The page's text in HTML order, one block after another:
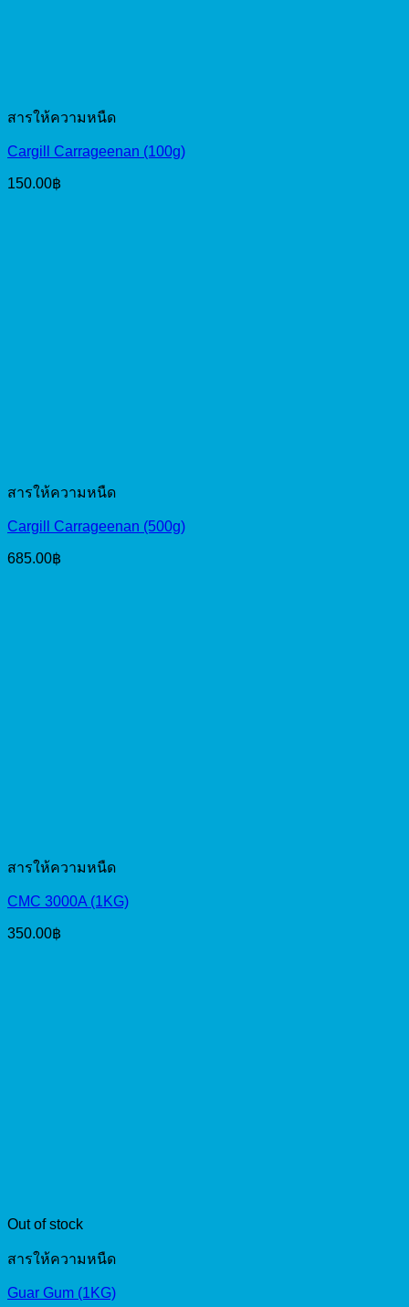
สารให้ความหนืด
Cargill Carrageenan (100g)
150.00฿
สารให้ความหนืด
Cargill Carrageenan (500g)
685.00฿
สารให้ความหนืด
CMC 3000A (1KG)
350.00฿
Out of stock
สารให้ความหนืด
Guar Gum (1KG)